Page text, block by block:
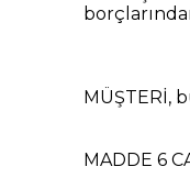
MÜŞTERİ,
MADDE 6